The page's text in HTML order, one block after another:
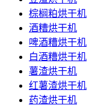
棕榈粕烘干机
酒糟烘干机
啤酒糟烘干机
白酒糟烘干机
薯渣烘干机
红薯渣烘干机
药渣烘干机